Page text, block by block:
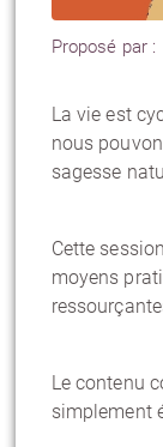
Proposé par :
La vie est
nous
sagesse
Cette
moyens
Le contenu
simplement